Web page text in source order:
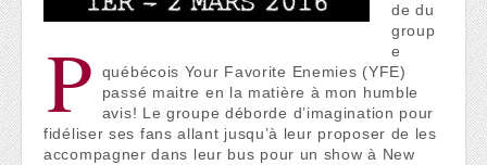
P
de du
group
e
québécois Your Favorite Enemies (YFE)
passé maitre en la matière à mon humble
avis! Le groupe déborde d’imagination pour
fidéliser ses fans allant jusqu’à leur proposer de les
accompagner dans leur bus pour un show à New